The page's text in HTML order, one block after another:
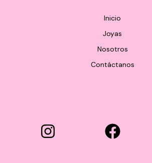
Inicio
Joyas
Nosotros
Contáctanos